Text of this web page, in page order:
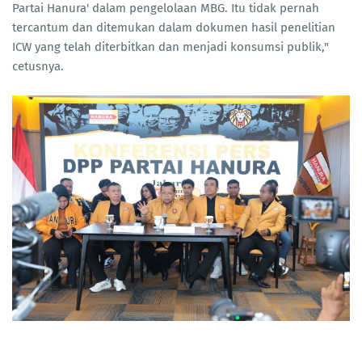
Partai Hanura' dalam pengelolaan MBG. Itu tidak pernah
tercantum dan ditemukan dalam dokumen hasil penelitian
ICW yang telah diterbitkan dan menjadi konsumsi publik,"
cetusnya.